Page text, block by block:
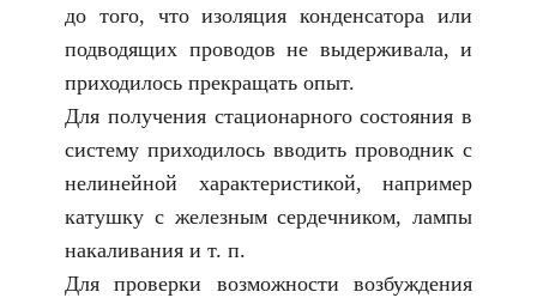
до того, что изоляция конденсатора или
подводящих проводов не выдерживала, и
приходилось прекращать опыт.
Для получения стационарного состояния в
систему приходилось вводить проводник с
нелинейной характеристикой, например
катушку с железным сердечником, лампы
накаливания и т. п.
Для проверки возможности возбуждения